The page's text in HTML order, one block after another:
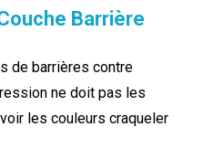
Barrière
de barrières contre
ne doit pas les
les couleurs craqueler